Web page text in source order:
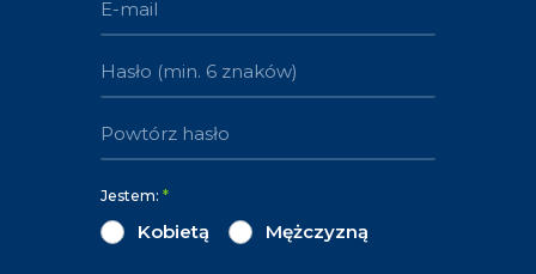
Jestem: *
Kobietą Mężczyzną